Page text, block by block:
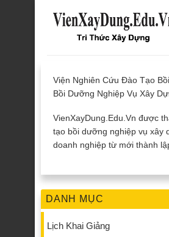
Viện Nghiên Cứu Đào Tạo
Bồi Dưỡng Nghiệp Vụ Xây
VienXayDung.Edu.Vn được
tạo bồi dưỡng nghiệp vụ xây
doanh nghiệp từ mới thành
DANH MỤC
Lịch Khai Giảng